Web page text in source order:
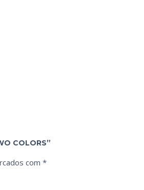
COLORS”
com *